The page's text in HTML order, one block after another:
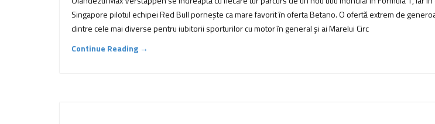
Singapore pilotul echipei Red Bull pornește ca mare favorit în oferta Betano. O ofertă extrem de
dintre cele mai diverse pentru iubitorii sporturilor cu motor în general și ai Marelui Circ
Continue Reading →